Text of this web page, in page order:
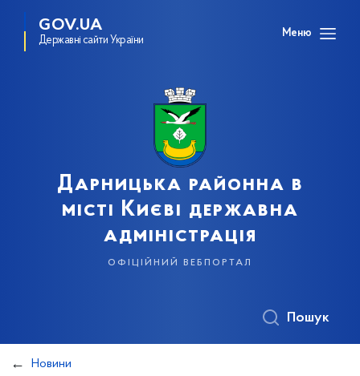
GOV.UA
Державні сайти України
Меню
Дарницька районна в
місті Києві державна
адміністрація
офіційний вебпортал
Пошук
Новини